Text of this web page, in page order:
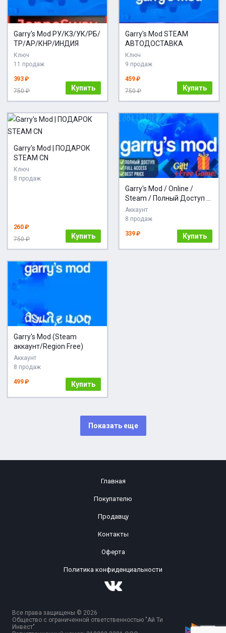
Garry's Mod РУ/КЗ/УК/РБ/
ТР/АР/КНР/ИНДИЯ
Ключ
11 продаж
393 ₽
750 ₽
Купить
Garry's Mod STEAM
АВТОДОСТАВКА
Ключ
9 продаж
459 ₽
750 ₽
Купить
Garry's Mod | ПОДАРОК
STEAM CN
Ключ
8 продаж
260 ₽
750 ₽
Купить
Garry's Mod / Online /
Steam / Полный Доступ +
Подарок
Аккаунт
8 продаж
339 ₽ Купить
Garry's Mod (Steam
аккаунт/Region Free)
Аккаунт
8 продаж
499 ₽ Купить
Показать еще
Главная
Покупателю
Продавцу
Контакты
Оферта
Политика конфиденциальности
Все права защищены © 2026
Общество с ограниченной ответственностью "Ай Ти
Инвест"